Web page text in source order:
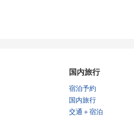
国内旅行
宿泊予約
国内旅行
交通＋宿泊